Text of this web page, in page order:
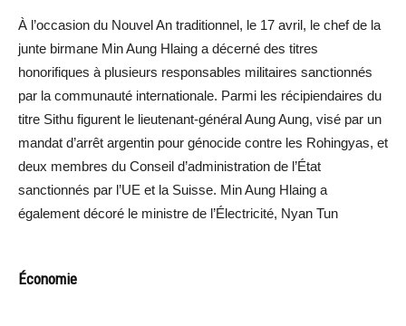
À l’occasion du Nouvel An traditionnel, le 17 avril, le chef de la
junte birmane Min Aung Hlaing a décerné des titres
honorifiques à plusieurs responsables militaires sanctionnés
par la communauté internationale. Parmi les récipiendaires du
titre Sithu figurent le lieutenant-général Aung Aung, visé par un
mandat d’arrêt argentin pour génocide contre les Rohingyas, et
deux membres du Conseil d’administration de l’État
sanctionnés par l’UE et la Suisse. Min Aung Hlaing a
également décoré le ministre de l’Électricité, Nyan Tun
Économie